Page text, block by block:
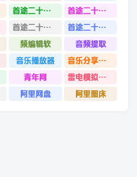
首途二十四套
首途二十六套
首途二十二套
首途二十一套
频编辑软
音频提取
音乐播放器
音乐分享平台源码
青年网
雷电模拟器9.0
阿里网盘 阿里图床